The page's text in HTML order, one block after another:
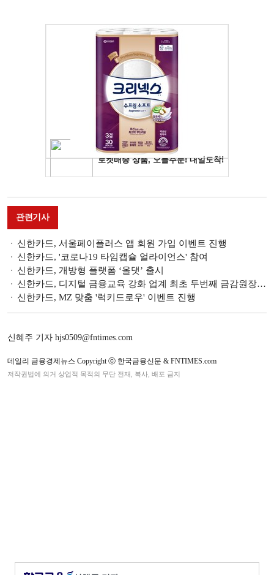
관련기사
신한카드, 서울페이플러스 앱 회원 가입 이벤트 진행
신한카드, '코로나19 타임캡슐 얼라이언스' 참여
신한카드, 개방형 플랫폼 ‘올댓’ 출시
신한카드, 디지털 금융교육 강화 업계 최초 두번째 금감원장상 수상
신한카드, MZ 맞춤 '럭키드로우' 이벤트 진행
신혜주 기자 hjs0509@fntimes.com
데일리 금융경제뉴스 Copyright ⓒ 한국금융신문 & FNTIMES.com
저작권법에 의거 상업적 목적의 무단 전재, 복사, 배포 금지